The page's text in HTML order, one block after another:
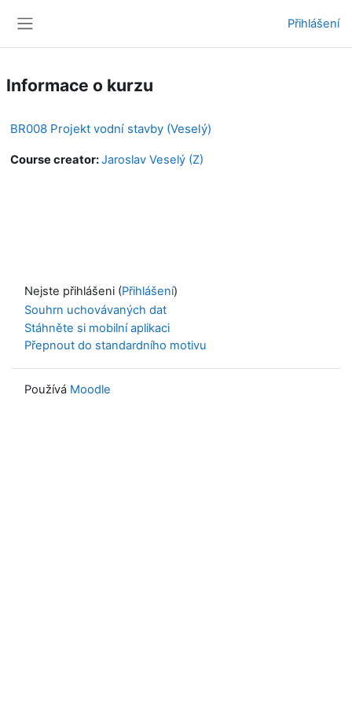
Přihlášení
Informace o kurzu
BR008 Projekt vodní stavby (Veselý)
Course creator:Jaroslav Veselý (Z)
Nejste přihlášeni (Přihlášení)
Souhrn uchovávaných dat
Stáhněte si mobilní aplikaci
Přepnout do standardního motivu
Používá Moodle